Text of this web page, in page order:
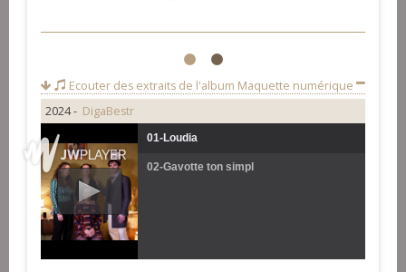
1 2
Ecouter des extraits de l'album Maquette numérique
2024 - DigaBestr
01-Loudia
02-Gavotte ton simpl